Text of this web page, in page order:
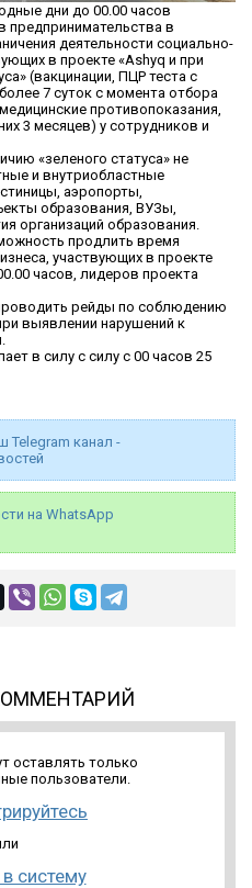
дни до 00.00 часов
предпринимательства в
деятельности социально-
в проекте «Ashyq и при
(вакцинации, ПЦР теста с
7 суток с момента отбора
противопоказания,
3 месяцев) у сотрудников и
«зеленого статуса» не
и внутриобластные
аэропорты,
образования, ВУЗы,
организаций образования.
продлить время
участвующих в проекте
часов, лидеров проекта
рейды по соблюдению
выявлении нарушений к
в силу с силу с 00 часов 25
Telegram канал -
на WhatsApp
оставлять только
пользователи.
систему